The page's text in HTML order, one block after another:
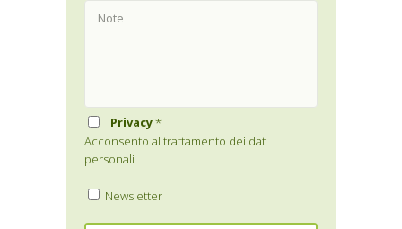
Privacy*
Acconsento al trattamento dei dati
personali
Newsletter